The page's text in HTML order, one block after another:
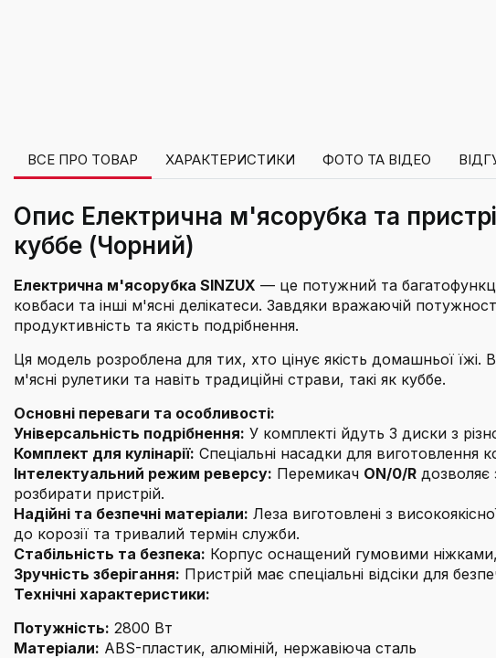
ВСЕ ПРО ТОВАР ХАРАКТЕРИСТИКИ ФОТО ТА ВІДЕО
Опис Електрична м'ясорубка та
куббе (Чорний)
Електрична м'ясорубка SINZUX — це потужний та
ковбаси та інші м'ясні делікатеси. Завдяки вражаючій
продуктивність та якість подрібнення.
Ця модель розроблена для тих, хто цінує якість домашньої
м'ясні рулетики та навіть традиційні страви, такі як куббе.
Основні переваги та особливості:
Універсальність подрібнення: У комплекті йдуть 3 диски з
Комплект для кулінарії: Спеціальні насадки для
Інтелектуальний режим реверсу: Перемикач ON/0/R дозволяє
розбирати пристрій.
Надійні та безпечні матеріали: Леза виготовлені з
до корозії та тривалий термін служби.
Стабільність та безпека: Корпус оснащений гумовими ніжками,
Зручність зберігання: Пристрій має спеціальні відсіки для
Технічні характеристики:
Потужність: 2800 Вт
Матеріали: ABS-пластик, алюміній, нержавіюча сталь